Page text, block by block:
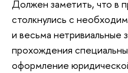
Должен заметить, что в
столкнулись с
и весьма нетривиальные
прохождения
оформление